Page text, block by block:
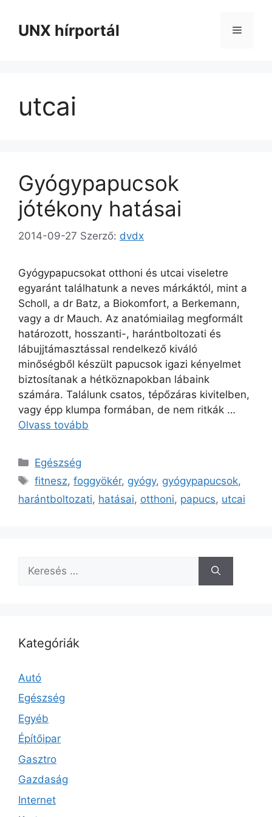
tartalomba
UNX hírportál Menü
utcai
Gyógypapucsok
jótékony hatásai
2014-09-27 Szerző: dvdx
Gyógypapucsokat otthoni és utcai viseletre
egyaránt találhatunk a neves márkáktól, mint a
Scholl, a dr Batz, a Biokomfort, a Berkemann,
vagy a dr Mauch. Az anatómiailag megformált
határozott, hosszanti-, harántboltozati és
lábujjtámasztással rendelkező kiváló
minőségből készült papucsok igazi kényelmet
biztosítanak a hétköznapokban lábaink
számára. Találunk csatos, tépőzáras kivitelben,
vagy épp klumpa formában, de nem ritkák …
Olvass tovább
Kategória
Egészség
Címkék
fitnesz,foggyökér, gyógy, gyógypapucsok,
harántboltozati, hatásai, otthoni, papucs, utcai
Keresés:
Kategóriák
Autó
Egészség
Egyéb
Építőipar
Gasztro
Gazdaság
Internet